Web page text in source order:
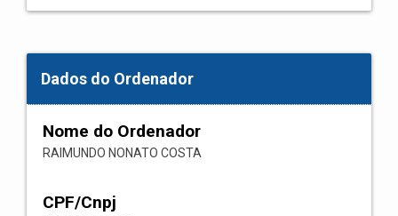
Dados do Ordenador
Nome do Ordenador
RAIMUNDO NONATO COSTA
CPF/Cnpj